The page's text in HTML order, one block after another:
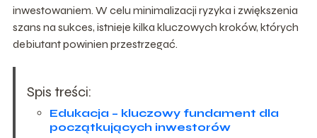
inwestowaniem. W celu minimalizacji ryzyka i zwiększenia
szans na sukces, istnieje kilka kluczowych kroków, których
debiutant powinien przestrzegać.
Spis treści:
Edukacja – kluczowy fundament dla
początkujących inwestorów